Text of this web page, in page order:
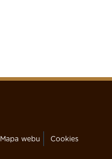
Mapa webu Cookies